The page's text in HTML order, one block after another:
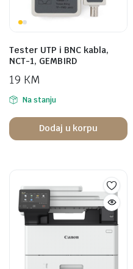
Tester UTP i BNC kabla,
NCT-1, GEMBIRD
19 KM
Na stanju
Dodaj u korpu